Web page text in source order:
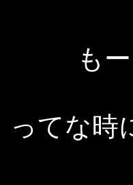
も
ってな時